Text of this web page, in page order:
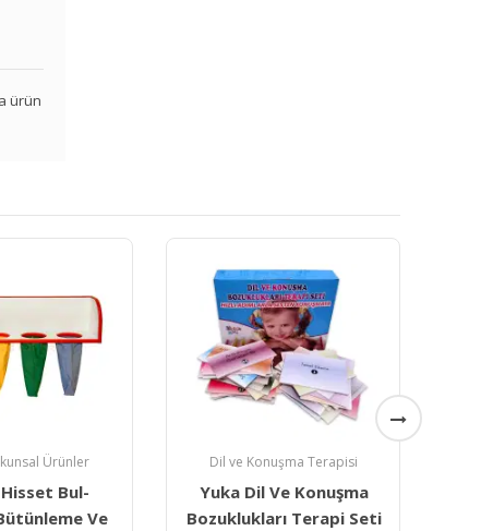
ürün
Terapisi
Konuşma
Terapi Seti
Fiziksel Aktivite
Sünger Beceri Küpü
30x30x30 Cm- İnce